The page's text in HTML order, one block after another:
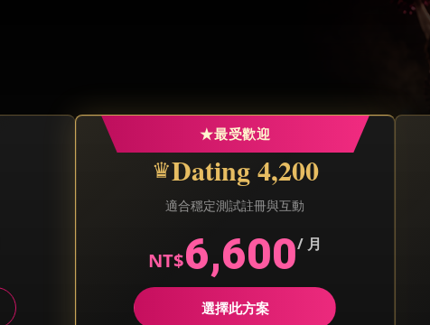
★最受歡迎
♛Dating 4,200
適合穩定測試註冊與互動
NT$6,600/ 月
選擇此方案